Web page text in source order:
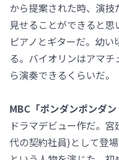
から提案された時、演
見せることができると
ピアノとギターだ。幼
る。バイオリンはアマ
ら演奏できるくらいだ。
MBC「ポンダンポンダ
ドラマデビュー作だ。
代の契約社員)として登